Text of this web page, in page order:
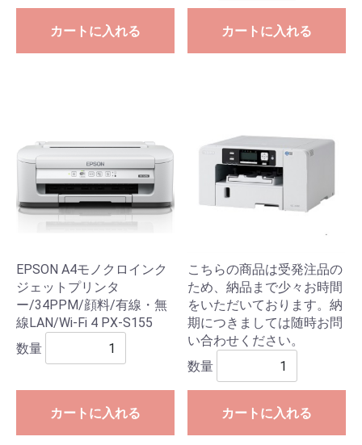
カートに入れる カートに入れる
EPSON A4モノクロインク
ジェットプリンタ
ー/34PPM/顔料/有線・無
線LAN/Wi-Fi 4 PX-S155
数量
カートに入れる
こちらの商品は受発注品の
ため、納品まで少々お時間
をいただいております。納
期につきましては随時お問
い合わせください。
数量
カートに入れる